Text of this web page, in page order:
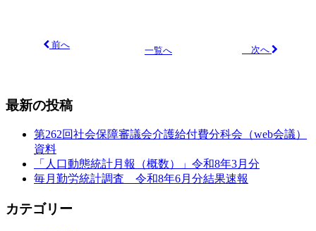
前へ
一覧へ 次へ
最新の投稿
第262回社会保障審議会介護給付費分科会（web会議）
資料
「人口動態統計月報（概数）」令和8年3月分
毎月勤労統計調査 令和8年6月分結果速報
カテゴリー